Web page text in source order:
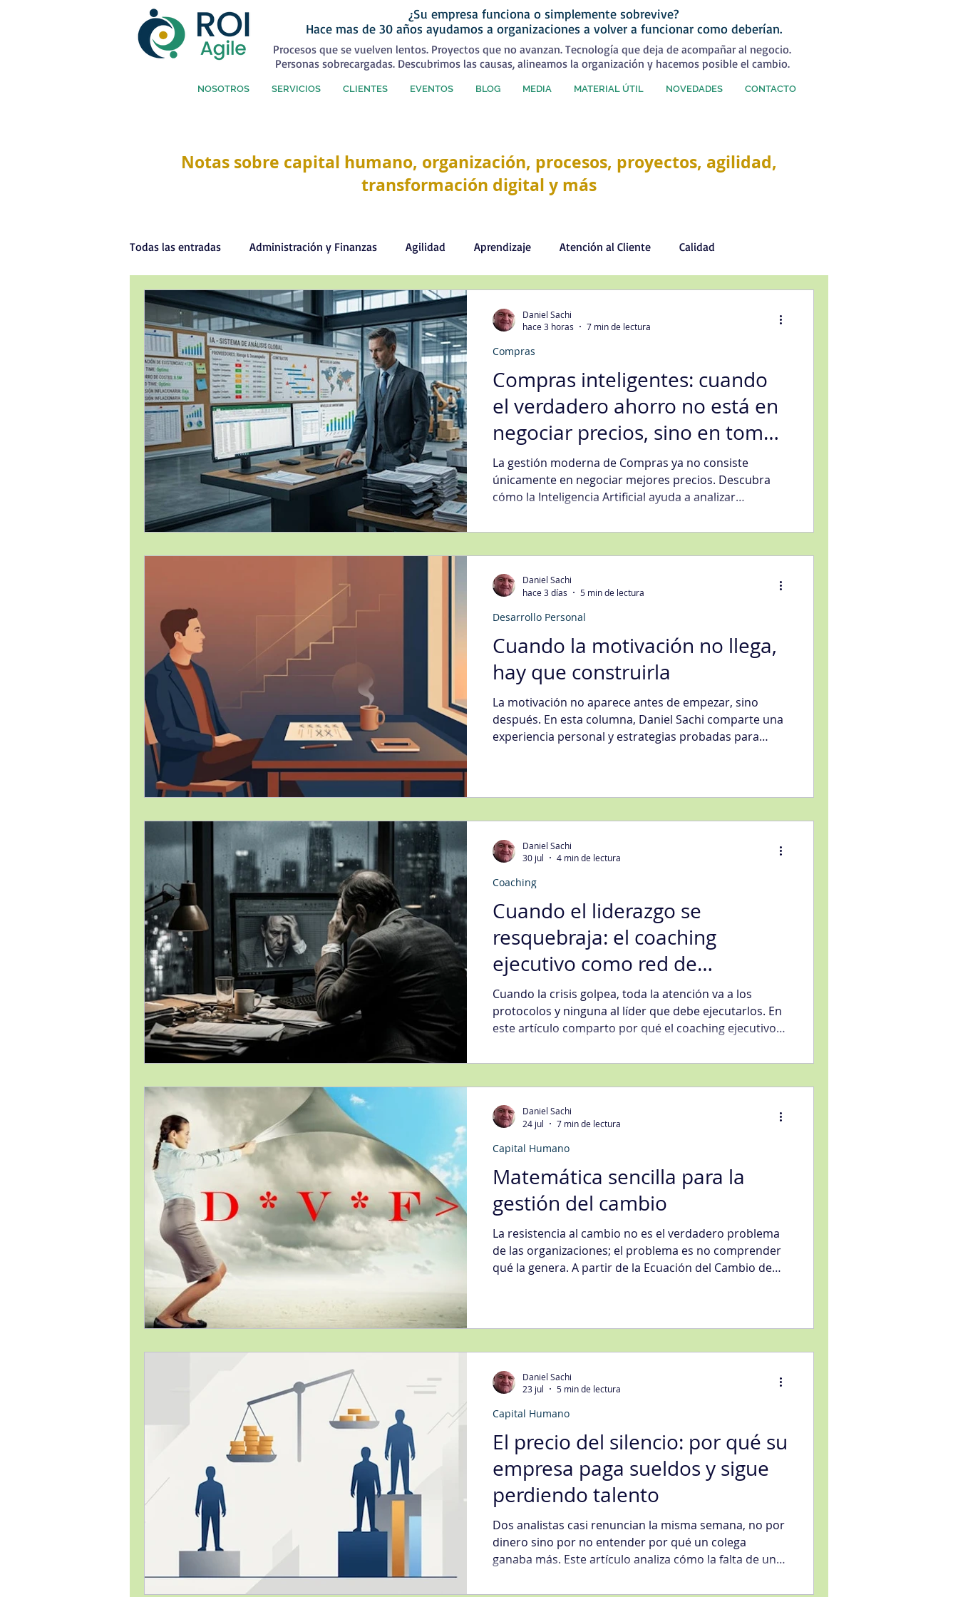
¿Su empresa funciona o simplemente sobrevive?
Hace mas de 30 años ayudamos a organizaciones a volver a funcionar como deberían.
Procesos que se vuelven lentos. Proyectos que no avanzan. Tecnología que deja de acompañar al negocio.
Personas sobrecargadas. Descubrimos las causas, alineamos la organización y hacemos posible el cambio.
NOSOTROS SERVICIOS CLIENTES EVENTOS BLOG MEDIA MATERIAL ÚTIL NOVEDADES CONTACTO
Notas sobre capital humano, organización, procesos, proyectos, agilidad,
transformación digital y más
Todas las entradas Administración y Finanzas Agilidad Aprendizaje Atención al Cliente Calidad
Capital Humano Coaching Comercial Comunicación
Estrategia Comercial Estrategias Tecnología Informática Fidelización del Cliente
Gestión de Proyectos / Project Mgmt Gestión de Quejas Gestión Organizacional Inteligencia artificial
Liderazgo Logística Mejora Continua Metodologías Nivel de Servicio Satisfacción al Cliente
Temas Generales Transformación Digital Ventas Compras
Compras inteligentes: cuando
el verdadero ahorro no está en
negociar precios, sino en tomar
mejores decisiones
La gestión moderna de Compras ya no consiste
únicamente en negociar mejores precios. Descubra
cómo la Inteligencia Artificial ayuda a analizar
transformar el área de Compras en un socio
Compras
Daniel Sachi
hace 3 horas
7 min de lectura
Cuando la motivación no llega,
hay que construirla
La motivación no aparece antes de empezar, sino
después. En esta columna, Daniel Sachi comparte una
experiencia personal y estrategias probadas para
el esfuerzo en el tiempo.
Desarrollo Personal
Daniel Sachi
hace 3 días
5 min de lectura
Cuando el liderazgo se
resquebraja: el coaching
ejecutivo como red de
contención en tiempos de crisis
Cuando la crisis golpea, toda la atención va a los
protocolos y ninguna al líder que debe ejecutarlos. En
este artículo comparto por qué el coaching ejecutivo
organizaciones que se recuperan y las que se
Coaching
Daniel Sachi
30 jul
4 min de lectura
Matemática sencilla para la
gestión del cambio
La resistencia al cambio no es el verdadero problema
de las organizaciones; el problema es no comprender
qué la genera. A partir de la Ecuación del Cambio de
primeros pasos y resistencia.
Capital Humano
Daniel Sachi
24 jul
7 min de lectura
El precio del silencio: por qué su
empresa paga sueldos y sigue
perdiendo talento
Dos analistas casi renuncian la misma semana, no por
dinero sino por no entender por qué un colega
ganaba más. Este artículo analiza cómo la falta de un
confianza y el talento, y propone un camino, con
Capital Humano
Daniel Sachi
23 jul
5 min de lectura